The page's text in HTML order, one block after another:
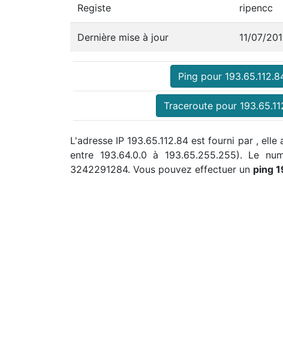
Registe ripencc
Dernière mise à jour 11/07/
Ping pour
Traceroute pour
L'adresse IP 193.65.112.84 est fourni par ,
entre 193.64.0.0 à 193.65.255.255). Le
3242291284. Vous pouvez effectuer un ping